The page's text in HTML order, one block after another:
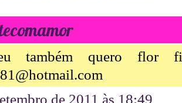
também quero flor
de 2011 às 18:49